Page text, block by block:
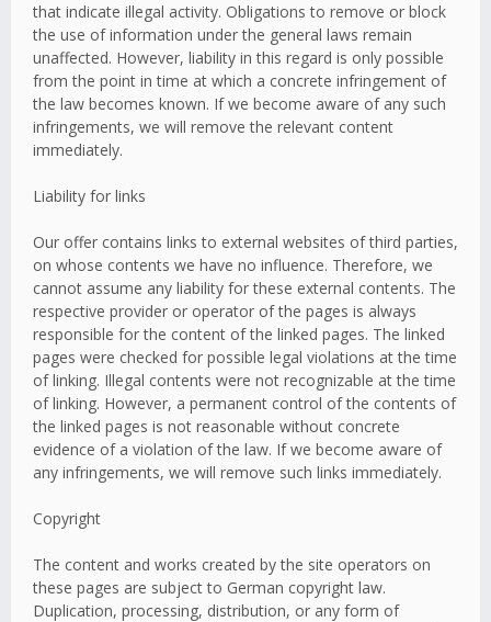
that indicate illegal activity. Obligations to remove or block
the use of information under the general laws remain
unaffected. However, liability in this regard is only possible
from the point in time at which a concrete infringement of
the law becomes known. If we become aware of any such
infringements, we will remove the relevant content
immediately.
Liability for links
Our offer contains links to external websites of third parties,
on whose contents we have no influence. Therefore, we
cannot assume any liability for these external contents. The
respective provider or operator of the pages is always
responsible for the content of the linked pages. The linked
pages were checked for possible legal violations at the time
of linking. Illegal contents were not recognizable at the time
of linking. However, a permanent control of the contents of
the linked pages is not reasonable without concrete
evidence of a violation of the law. If we become aware of
any infringements, we will remove such links immediately.
Copyright
The content and works created by the site operators on
these pages are subject to German copyright law.
Duplication, processing, distribution, or any form of